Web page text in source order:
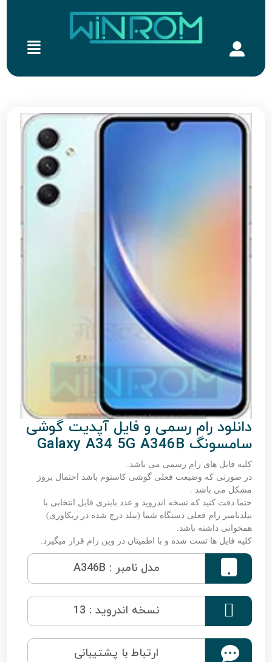
دانلود رام رسمی و فایل آپدیت گوشی
سامسونگ Galaxy A34 5G A346B
کلیه فایل های رام رسمی می باشد.
در صورتی که وضیعت فعلی گوشی کاستوم باشد احتمال بروز
مشکل می باشد .
حتما دقت کنید که نسخه اندروید و عدد باینری فایل انتخابی با
بیلدنامبر رام فعلی دستگاه شما (بیلد درج شده در ریکاوری)
همخوانی داشته باشد.
کلیه فایل ها تست شده و با اطمینان در وین رام قرار میگیرد.
 مدل نامبر : A346B
 نسخه اندروید : 13
ارتباط با پشتیبانی